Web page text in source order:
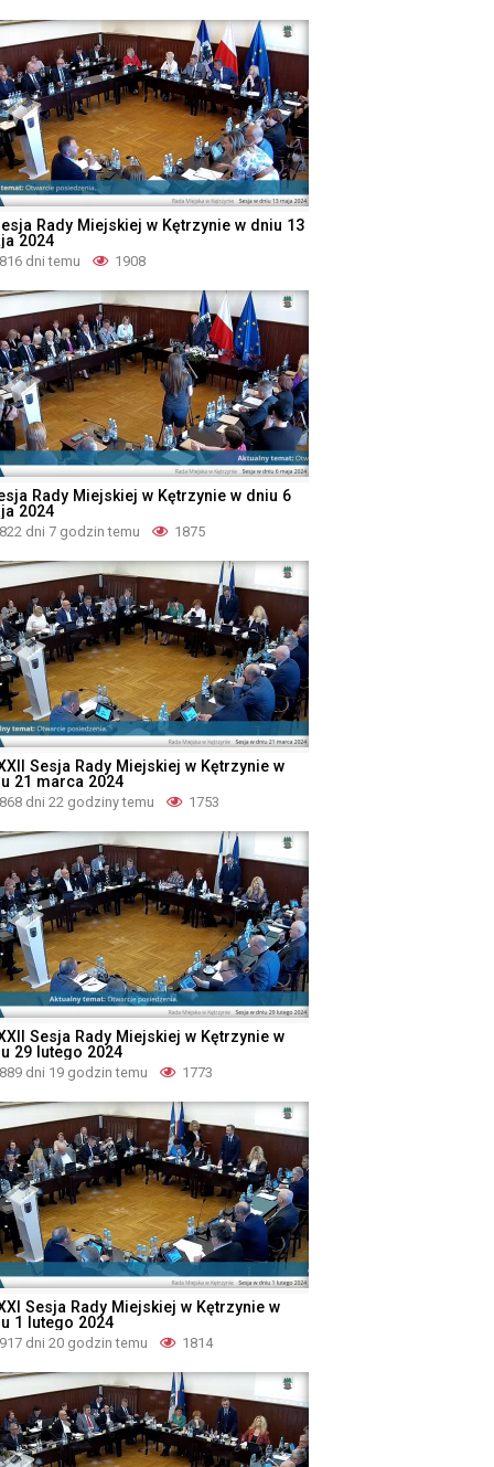
Rady Miejskiej w Kętrzynie w dniu 13
2024
816 dni temu 1908
Rady Miejskiej w Kętrzynie w dniu 6
2024
822 dni 7 godzin temu 1875
Sesja Rady Miejskiej w Kętrzynie w
21 marca 2024
868 dni 22 godziny temu 1753
Sesja Rady Miejskiej w Kętrzynie w
29 lutego 2024
889 dni 19 godzin temu 1773
Sesja Rady Miejskiej w Kętrzynie w
1 lutego 2024
917 dni 20 godzin temu 1814